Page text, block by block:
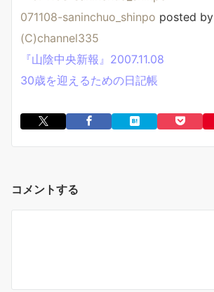
071108-saninchuo_shinpo posted by
(C)channel335
『山陰中央新報』2007.11.08
30歳を迎えるための日記帳
コメントする